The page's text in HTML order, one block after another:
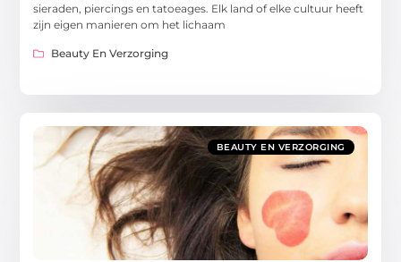
sieraden, piercings en tatoeages. Elk land of elke cultuur heeft
zijn eigen manieren om het lichaam
Beauty En Verzorging
BEAUTY EN VERZORGING